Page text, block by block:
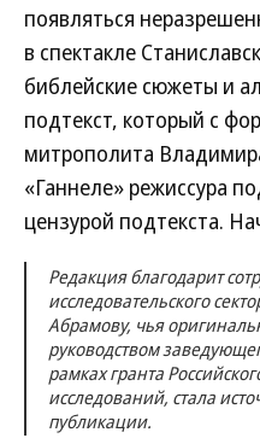
появляться
в спектакле
библейские сюжеты и
подтекст, который с
митрополита
«Ганнеле» режиссура
цензурой подтекста.
Редакция благодарит
исследовательского
Абрамову, чья
руководством
рамках гранта
исследований, стала
публикации.